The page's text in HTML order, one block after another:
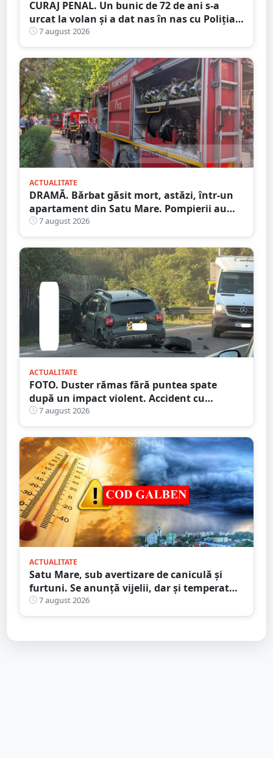
CURAJ PENAL. Un bunic de 72 de ani s-a
urcat la volan și a dat nas în nas cu Poliția
Satu Mare
7 august 2026
ACTUALITATE
DRAMĂ. Bărbat găsit mort, astăzi, într-un
apartament din Satu Mare. Pompierii au
spart ușa
7 august 2026
ACTUALITATE
FOTO. Duster rămas fără puntea spate
după un impact violent. Accident cu
implicarea unei mașini din Satu Mare
7 august 2026
ACTUALITATE
Satu Mare, sub avertizare de caniculă și
furtuni. Se anunță vijelii, dar și temperaturi
ridicate. Avertizarea ANM
7 august 2026